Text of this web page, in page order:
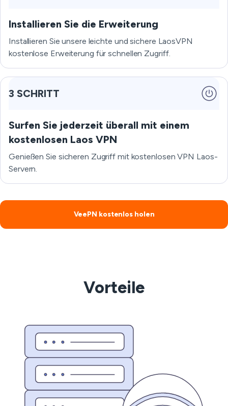
Installieren Sie die Erweiterung
Installieren Sie unsere leichte und sichere LaosVPN
kostenlose Erweiterung für schnellen Zugriff.
3 SCHRITT
Surfen Sie jederzeit überall mit einem
kostenlosen Laos VPN
Genießen Sie sicheren Zugriff mit kostenlosen VPN Laos-
Servern.
VeePN kostenlos holen
Vorteile